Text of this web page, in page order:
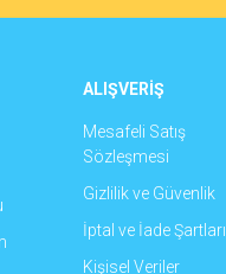
ALIŞVERİŞ
Mesafeli Satış
Sözleşmesi
Gizlilik ve Güvenlik
İptal ve İade Şartları
Kişisel Veriler